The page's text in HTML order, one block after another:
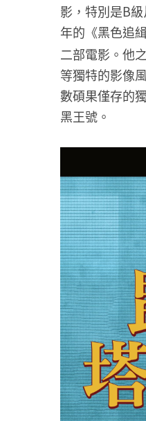
影，特別是B
年的《黑色追
二部電影。他
等獨特的影像
數碩果僅存的
黑王號。